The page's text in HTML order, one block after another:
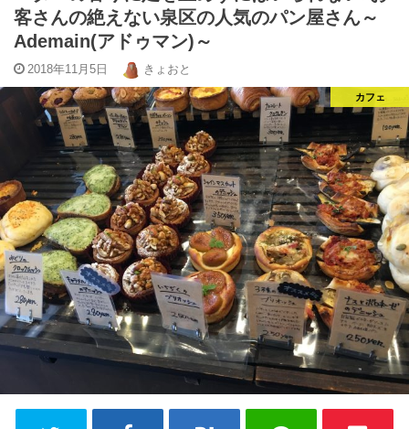
客さんの絶えない泉区の人気のパン屋さん～
Ademain(アドゥマン)～
2018年11月5日 きょおと
カフェ